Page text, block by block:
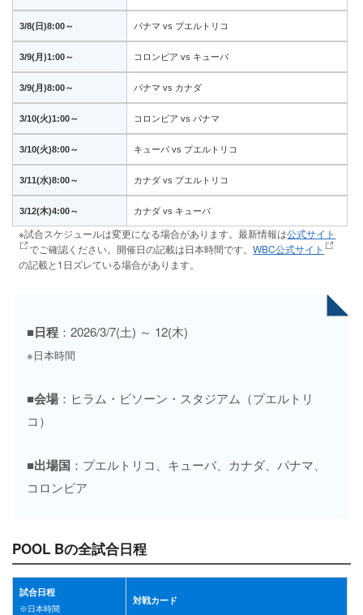
3/8(日)8:00～ パナマ vs プエルトリコ
3/9(月)1:00～ コロンビア vs キューバ
3/9(月)8:00～ パナマ vs カナダ
3/10(火)1:00～ コロンビア vs パナマ
3/10(火)8:00～ キューバ vs プエルトリコ
3/11(水)8:00～ カナダ vs プエルトリコ
3/12(木)4:00～ カナダ vs キューバ
※試合スケジュールは変更になる場合があります。最新情報は公式サイト
でご確認ください。開催日の記載は日本時間です。WBC公式サイト
の記載と1日ズレている場合があります。
■日程：2026/3/7(土) ～ 12(木)
※日本時間
■会場：ヒラム・ビソーン・スタジアム（プエルトリ
コ）
■出場国 ：プエルトリコ、キューバ、カナダ、パナマ、
コロンビア
POOL Bの全試合日程
試合日程
※日本時間
対戦カード